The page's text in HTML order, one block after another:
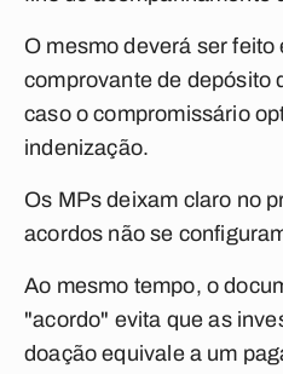
O mesmo deverá ser feito
comprovante de depósito
caso o compromissário
indenização.
Os MPs deixam claro no
acordos não se
Ao mesmo tempo, o
"acordo" evita que as
doação equivale a um